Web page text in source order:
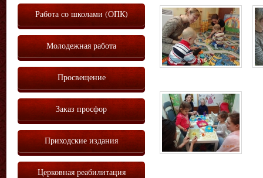
Работа со школами (ОПК)
Молодежная работа
Просвещение
Заказ просфор
Приходские издания
Церковная реабилитация